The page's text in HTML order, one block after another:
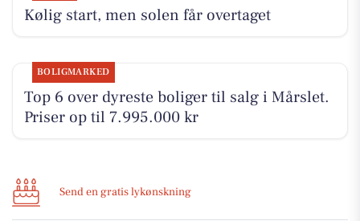
Kølig start, men solen får overtaget
BOLIGMARKED
Top 6 over dyreste boliger til salg i Mårslet.
Priser op til 7.995.000 kr
Send en gratis lykønskning